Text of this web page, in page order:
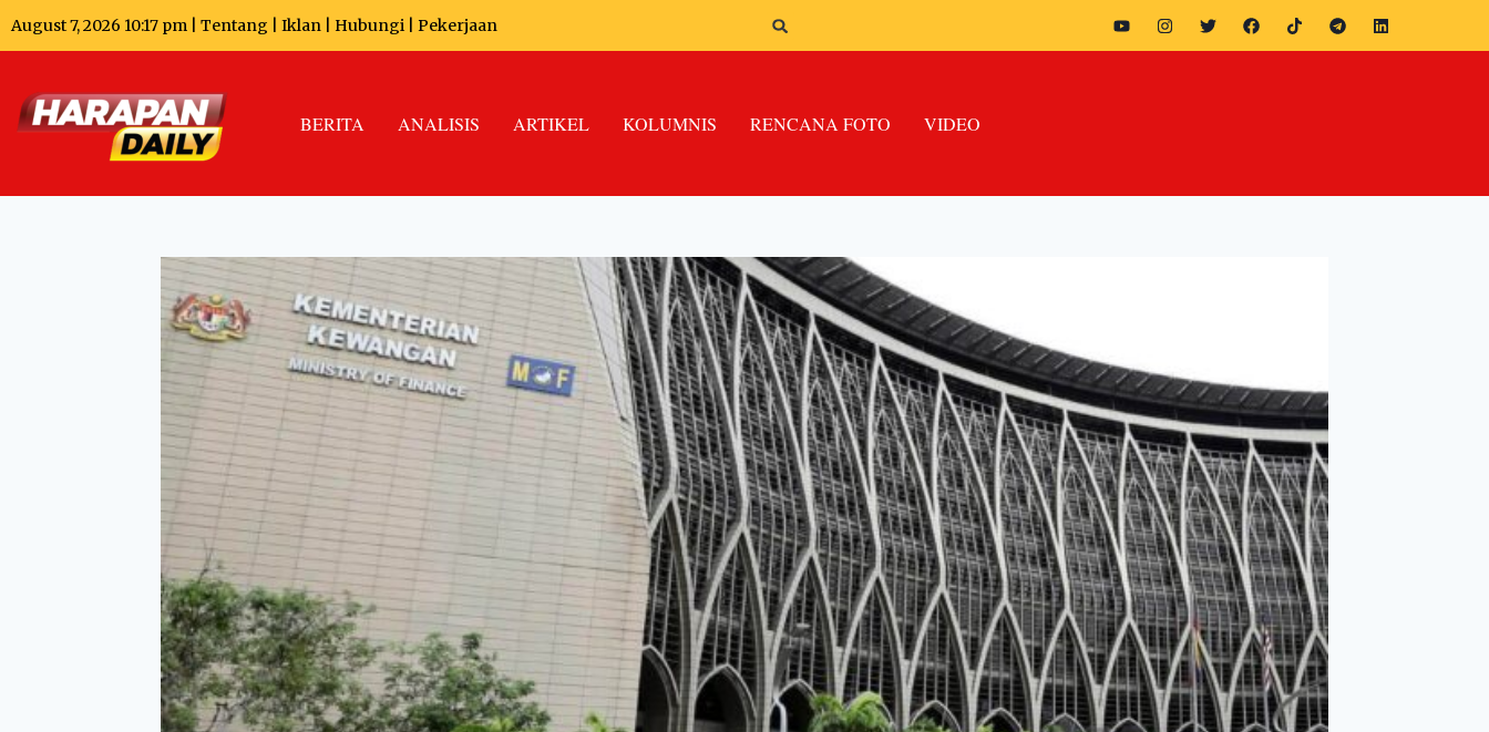
August 7, 2026 10:17 pm | Tentang Iklan Hubungi Pekerjaan
BERITA ANALISIS ARTIKEL KOLUMNIS RENCANA FOTO VIDEO